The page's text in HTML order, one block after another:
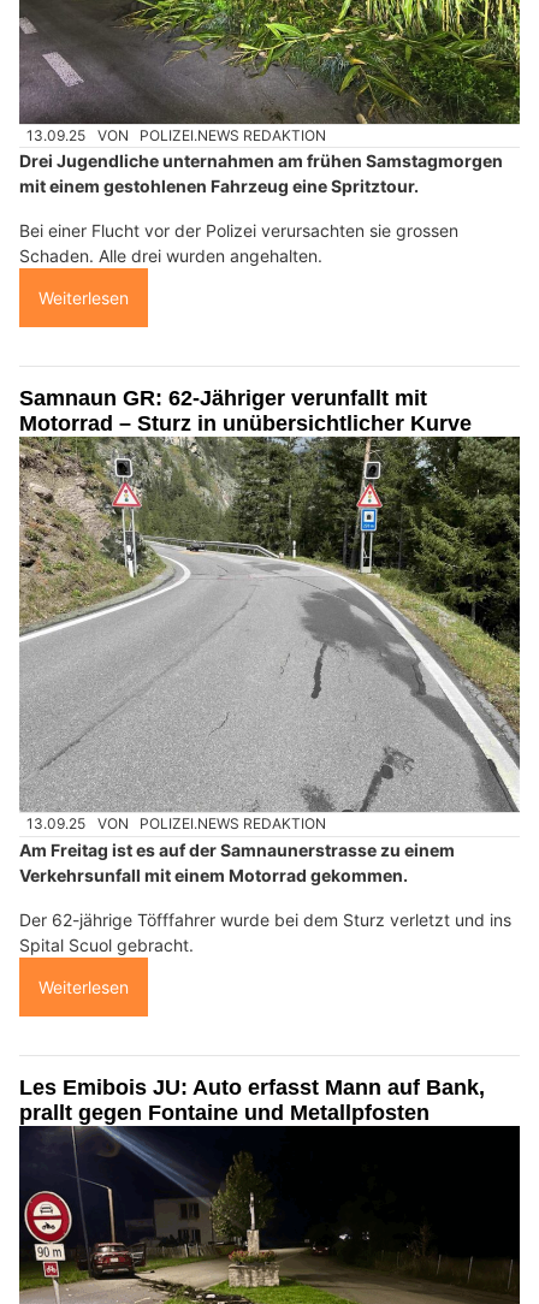
13.09.25 VON POLIZEI.NEWS REDAKTION
Drei Jugendliche unternahmen am frühen Samstagmorgen
mit einem gestohlenen Fahrzeug eine Spritztour.
Bei einer Flucht vor der Polizei verursachten sie grossen
Schaden. Alle drei wurden angehalten.
Weiterlesen
Samnaun GR: 62-Jähriger verunfallt mit
Motorrad – Sturz in unübersichtlicher Kurve
13.09.25 VON POLIZEI.NEWS REDAKTION
Am Freitag ist es auf der Samnaunerstrasse zu einem
Verkehrsunfall mit einem Motorrad gekommen.
Der 62-jährige Töfffahrer wurde bei dem Sturz verletzt und ins
Spital Scuol gebracht.
Weiterlesen
Les Emibois JU: Auto erfasst Mann auf Bank,
prallt gegen Fontaine und Metallpfosten